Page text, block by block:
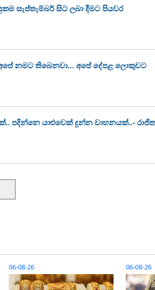
සැප්තැම්බර් සිට ලබා දීමට පියවර
නමට තිබෙනවා… අපේ දේපළ ලොකුවට
පදින්නෙ යාළුවෙක් දුන්න වාහනයක්..- රාජිත
06-08-26 06-08-26